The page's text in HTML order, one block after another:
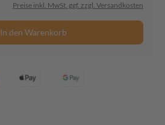
Preise inkl. MwSt. ggf. zzgl. Versandkosten
In den Warenkorb